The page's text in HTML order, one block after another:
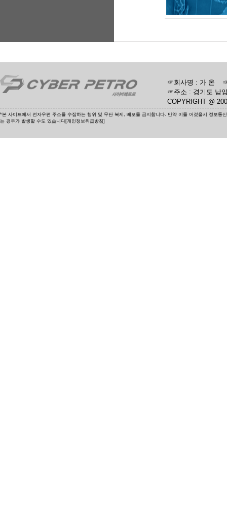
☞회사명 : 가 온 ☞
☞주소 : 경기도 남
COPYRIGHT @
*본 사이트에서 전자우편 주소를 수집하는 행위 및 무단 복제, 배포를 금지합니다. 만약 이를 어겼을시 정보
는 경우가 발생할 수도 있습니다[개인정보취급방침]